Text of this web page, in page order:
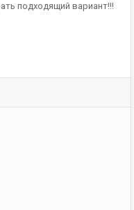
подходящий вариант!!!